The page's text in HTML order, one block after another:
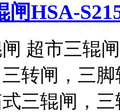
闸HSA-
超市三辊
转闸，三
三辊闸，